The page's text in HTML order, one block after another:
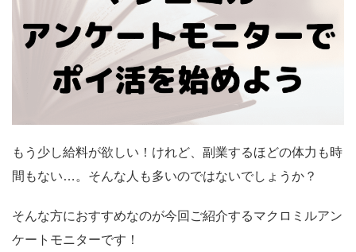
もう少し給料が欲しい！けれど、副業するほどの体力も時
間もない…。そんな人も多いのではないでしょうか？
そんな方におすすめなのが今回ご紹介するマクロミルアン
ケートモニターです！